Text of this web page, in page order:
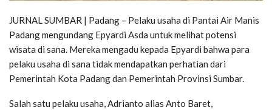
JURNAL SUMBAR | Padang – Pelaku usaha di Pantai Air Manis
Padang mengundang Epyardi Asda untuk melihat potensi
wisata di sana. Mereka mengadu kepada Epyardi bahwa para
pelaku usaha di sana tidak mendapatkan perhatian dari
Pemerintah Kota Padang dan Pemerintah Provinsi Sumbar.
Salah satu pelaku usaha, Adrianto alias Anto Baret,